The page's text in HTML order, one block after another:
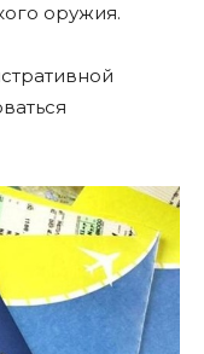
оружия.